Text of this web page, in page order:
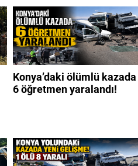
Konya’daki ölümlü kazada
6 öğretmen yaralandı!